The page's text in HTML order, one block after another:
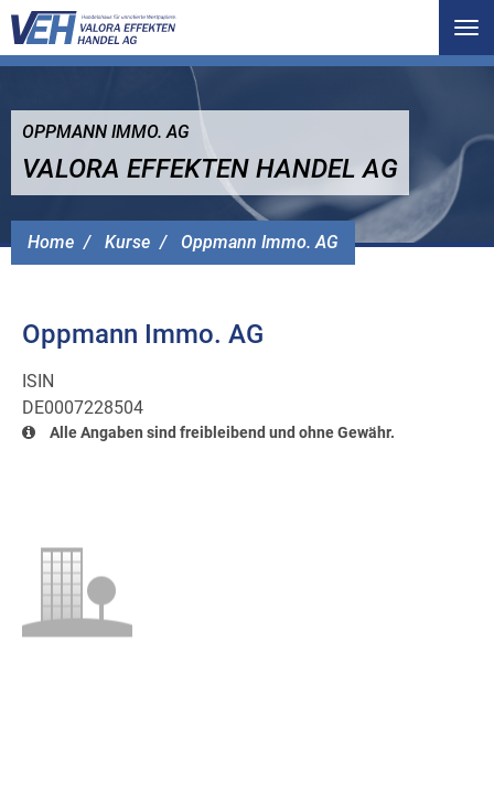
Home Kurse Oppmann Immo. AG
OPPMANN IMMO. AG
VALORA EFFEKTEN HANDEL AG
Oppmann Immo. AG
ISIN
DE0007228504
Alle Angaben sind freibleibend und ohne Gewähr.